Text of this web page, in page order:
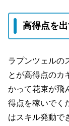
高得点を
ラプンツェルの
とが高得点のカ
かって花束が飛
得点を稼いでく
はスキル発動で